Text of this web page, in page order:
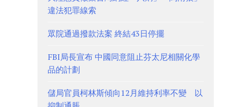
違法犯罪線索
眾院通過撥款法案 終結43日停擺
FBI局長宣布 中國同意阻止芬太尼相關化學
品的計劃
儲局官員柯林斯傾向12月維持利率不變 以